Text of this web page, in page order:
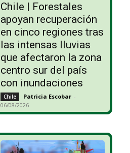
Chile | Forestales
apoyan recuperación
en cinco regiones tras
las intensas lluvias
que afectaron la zona
centro sur del país
con inundaciones
Chile Patricia Escobar -
06/08/2026